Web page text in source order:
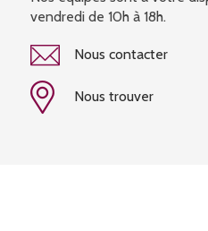
vendredi de 10h à 18h.
Nous contacter
Nous trouver